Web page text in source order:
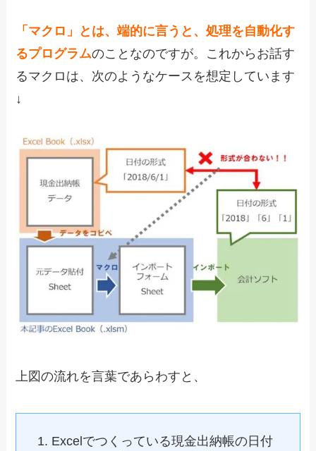
「マクロ」とは、端的に言うと、処理を自動化す
るプログラムのことなのですが。これからお話す
るマクロは、次のようなケースを想定しています
↓
上図の流れを言葉であらわすと、
Excelでつくっている現金出納帳の日付